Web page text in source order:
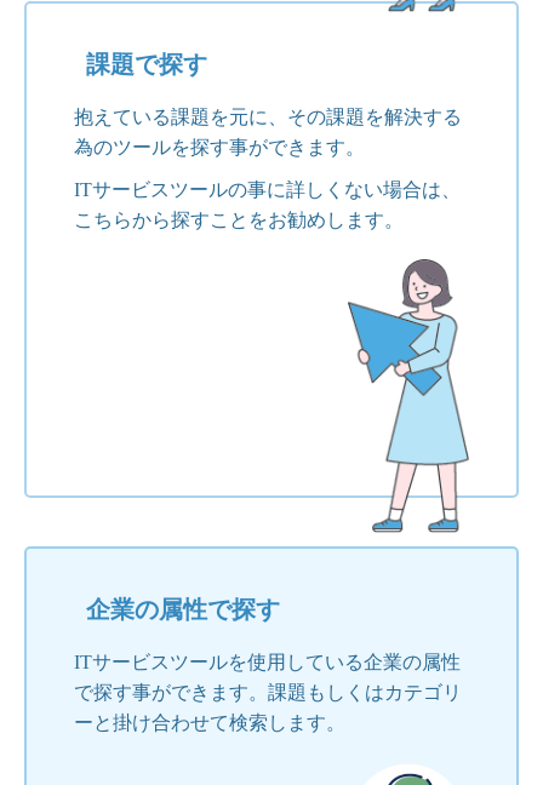
課題で探す
抱えている課題を元に、その課題を解決する
為のツールを探す事ができます。
ITサービスツールの事に詳しくない場合は、
こちらから探すことをお勧めします。
企業の属性で探す
ITサービスツールを使用している企業の属性
で探す事ができます。課題もしくはカテゴリ
ーと掛け合わせて検索します。